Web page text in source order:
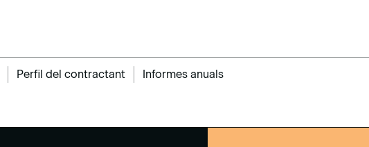
Perfil del contractant Informes anuals